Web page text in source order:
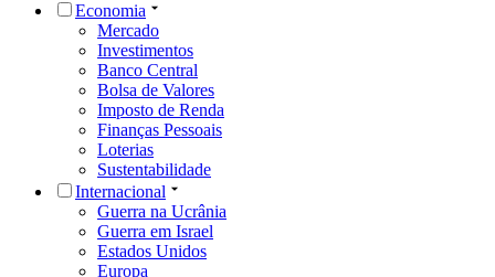
Economia
Mercado
Investimentos
Banco Central
Bolsa de Valores
Imposto de Renda
Finanças Pessoais
Loterias
Sustentabilidade
Internacional
Guerra na Ucrânia
Guerra em Israel
Estados Unidos
Europa